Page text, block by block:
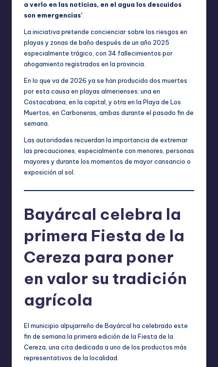
a verlo en las noticias, en el agua los descuidos
son emergencias’.
La iniciativa pretende concienciar sobre los riesgos en
playas y zonas de baño después de un año 2025
especialmente trágico, con 34 fallecimientos por
ahogamiento registrados en la provincia.
En lo que va de 2026 ya se han producido dos muertes
por esta causa en playas almerienses: una en
Costacabana, en la capital, y otra en la Playa de Los
Muertos, en Carboneras, ambas durante el pasado fin de
semana.
Las autoridades recuerdan la importancia de extremar
las precauciones, especialmente con menores, personas
mayores y durante los momentos de mayor cansancio o
exposición al sol.
Bayárcal celebra la
primera Fiesta de la
Cereza para poner
en valor su tradición
agrícola
El municipio alpujarreño de Bayárcal ha celebrado este
fin de semana la primera edición de la Fiesta de la
Cereza, una cita dedicada a uno de los productos más
representativos de la localidad.